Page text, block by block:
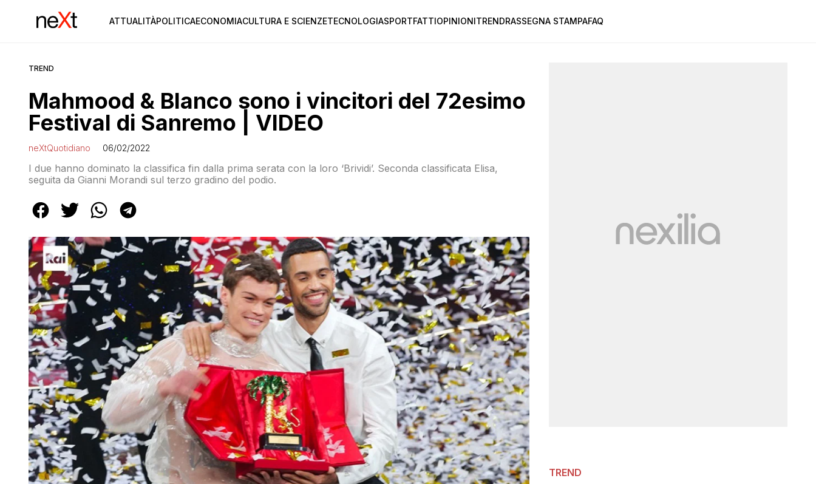
ATTUALITÀPOLITICAECONOMIACULTURA E SCIENZETECNOLOGIASPORTFATTIOPINIONITRENDRASSEGNA STAMPAFAQ
TREND
Mahmood & Blanco sono i vincitori del 72esimo
Festival di Sanremo | VIDEO
neXtQuotidiano 06/02/2022
I due hanno dominato la classifica fin dalla prima serata con la loro ‘Brividi’. Seconda classificata Elisa,
seguita da Gianni Morandi sul terzo gradino del podio.
TREND